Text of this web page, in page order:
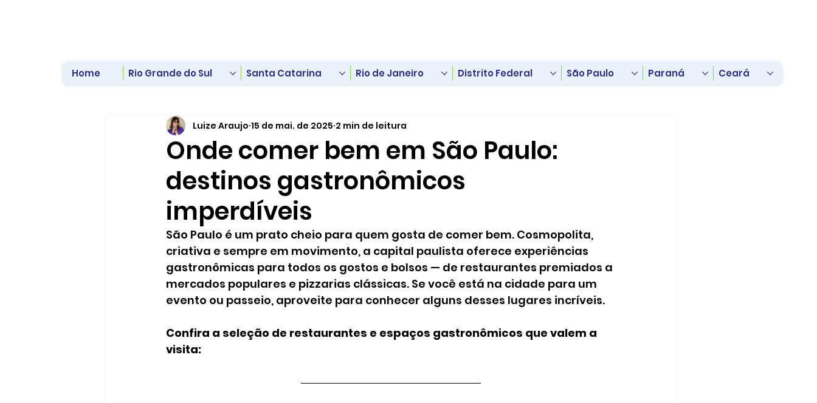
Home Rio Grande do Sul Santa Catarina Rio de Janeiro Distrito Federal São Paulo Paraná Ceará
Onde comer bem em São Paulo:
destinos gastronômicos
imperdíveis
Luize Araujo 15 de mai. de 2025 2 min de leitura
São Paulo é um prato cheio para quem gosta de comer bem. Cosmopolita,
criativa e sempre em movimento, a capital paulista oferece experiências
gastronômicas para todos os gostos e bolsos — de restaurantes premiados a
mercados populares e pizzarias clássicas. Se você está na cidade para um
evento ou passeio, aproveite para conhecer alguns desses lugares incríveis.
Confira a seleção de restaurantes e espaços gastronômicos que valem a
visita: